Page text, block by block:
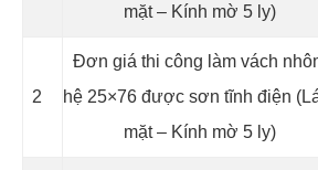
mặt – Kính mờ 5 ly)
2
Đơn giá thi công làm vách
hệ 25×76 được sơn tĩnh điện
mặt – Kính mờ 5 ly)